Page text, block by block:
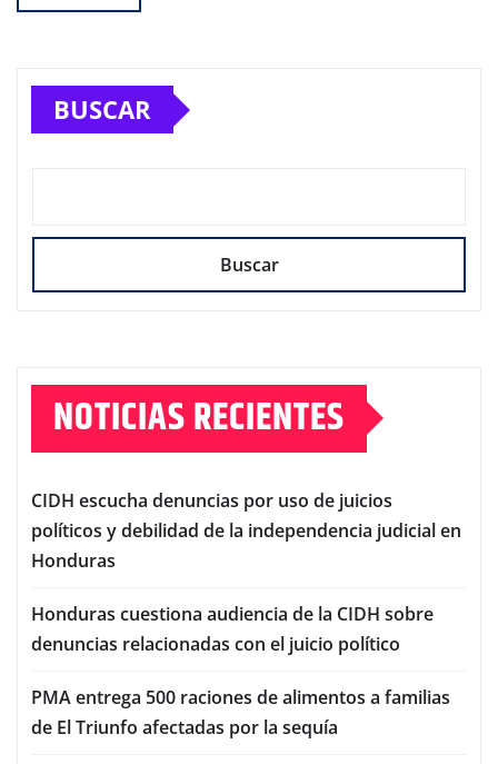
BUSCAR
Buscar
NOTICIAS RECIENTES
CIDH escucha denuncias por uso de juicios
políticos y debilidad de la independencia judicial en
Honduras
Honduras cuestiona audiencia de la CIDH sobre
denuncias relacionadas con el juicio político
PMA entrega 500 raciones de alimentos a familias
de El Triunfo afectadas por la sequía